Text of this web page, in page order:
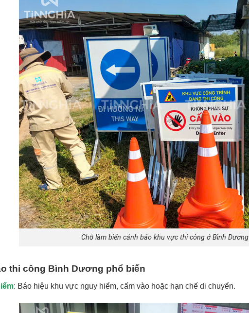
Chỗ làm biển cảnh báo khu vực thi công ở Bình Dương
thi công Bình Dương phổ biến
: Báo hiệu khu vực nguy hiểm, cấm vào hoặc hạn chế di chuyển.